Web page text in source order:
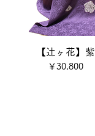
【辻ヶ花】紫
価格
￥30,800